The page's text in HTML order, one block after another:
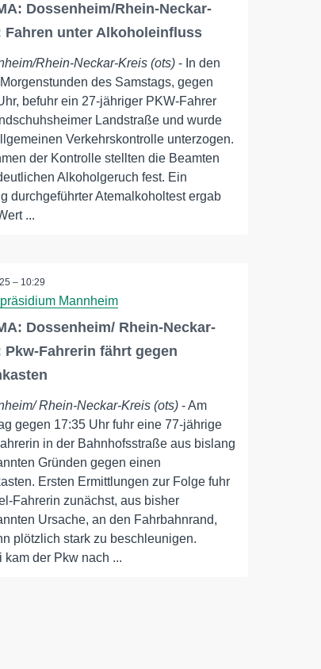
Dossenheim/Rhein-Neckar-
Fahren unter Alkoholeinfluss
Rhein-Neckar-Kreis (ots) - In den
des Samstags, gegen
befuhr ein 27-jähriger PKW-Fahrer
Landstraße und wurde
Verkehrskontrolle unterzogen.
der Kontrolle stellten die Beamten
Alkoholgeruch fest. Ein
durchgeführter Atemalkoholtest ergab
...
– 10:29
Mannheim
Dossenheim/ Rhein-Neckar-
Pkw-Fahrerin fährt gegen
Rhein-Neckar-Kreis (ots) - Am
gegen 17:35 Uhr fuhr eine 77-jährige
in der Bahnhofsstraße aus bislang
Gründen gegen einen
Ersten Ermittlungen zur Folge fuhr
Fahrerin zunächst, aus bisher
Ursache, an den Fahrbahnrand,
plötzlich stark zu beschleunigen.
kam der Pkw nach ...